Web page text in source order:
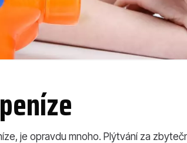
je opravdu mnoho. Plýtvání za